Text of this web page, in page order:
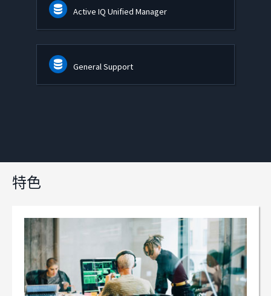
Active IQ Unified Manager
General Support
特色